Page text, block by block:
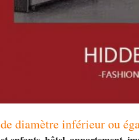
de diamètre inférieur ou